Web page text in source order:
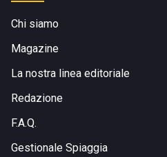
Chi siamo
Magazine
La nostra linea editoriale
Redazione
F.A.Q.
Gestionale Spiaggia